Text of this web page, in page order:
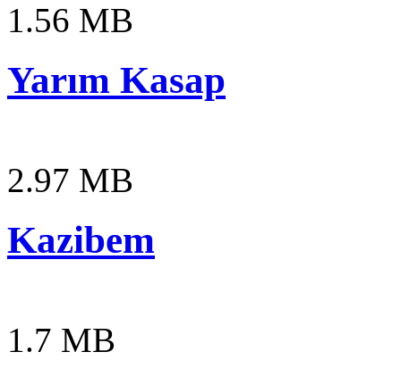
1.56 MB
Yarım Kasap
2.97 MB
Kazibem
1.7 MB